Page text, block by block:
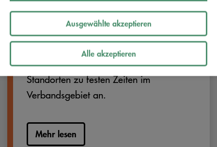
Sie können beim Schadstoffmobil Abfälle
mit problematischen Inhalts­stoffen
kostenfrei abgeben. Das Schadstoffmobil
steuert regelmäßig eine Reihe von festen
Standorten zu festen Zeiten im
Verbandsgebiet an.
Mehr lesen
Ausgewählte akzeptieren
Alle akzeptieren